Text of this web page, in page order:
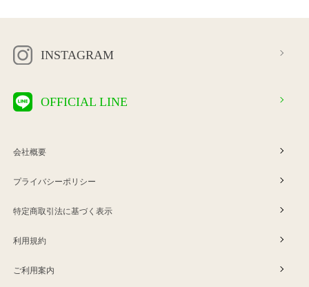
INSTAGRAM
OFFICIAL LINE
会社概要
プライバシーポリシー
特定商取引法に基づく表示
利用規約
ご利用案内